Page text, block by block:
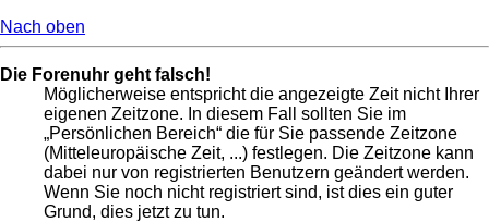
Nach oben
Die Forenuhr geht falsch!
Möglicherweise entspricht die angezeigte Zeit nicht Ihrer
eigenen Zeitzone. In diesem Fall sollten Sie im
„Persönlichen Bereich“ die für Sie passende Zeitzone
(Mitteleuropäische Zeit, ...) festlegen. Die Zeitzone kann
dabei nur von registrierten Benutzern geändert werden.
Wenn Sie noch nicht registriert sind, ist dies ein guter
Grund, dies jetzt zu tun.